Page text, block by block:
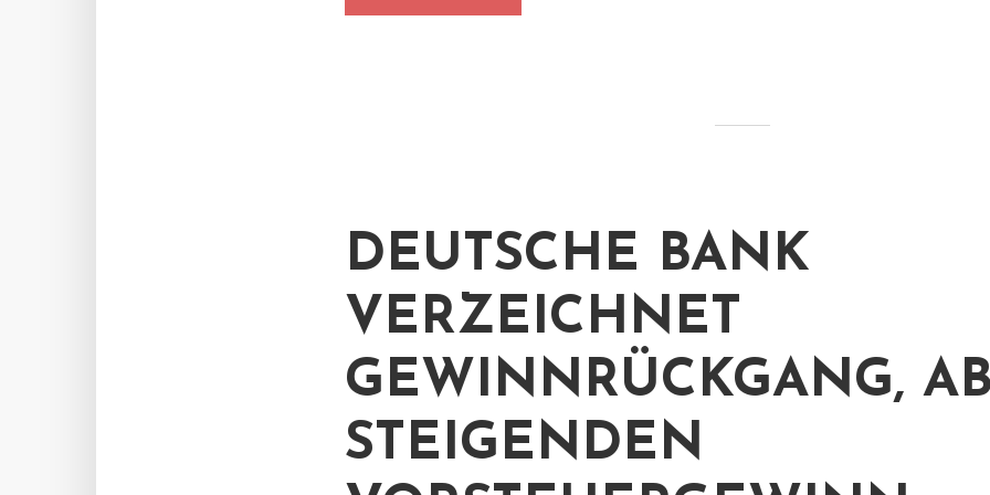
DEUTSCHE BANK
VERZEICHNET
GEWINNRÜCKGANG,
STEIGENDEN